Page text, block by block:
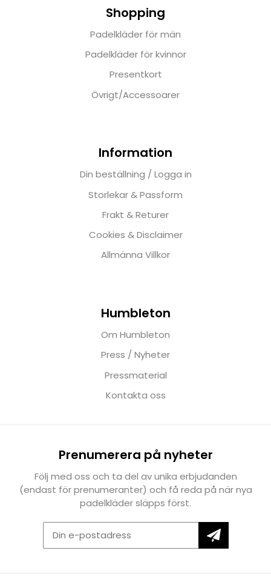
Shopping
Padelkläder för män
Padelkläder för kvinnor
Presentkort
Övrigt/Accessoarer
Information
Din beställning / Logga in
Storlekar & Passform
Frakt & Returer
Cookies & Disclaimer
Allmänna Villkor
Humbleton
Om Humbleton
Press / Nyheter
Pressmaterial
Kontakta oss
Prenumerera på nyheter
Följ med oss och ta del av unika erbjudanden
(endast för prenumeranter) och få reda på när nya
padelkläder släpps först.